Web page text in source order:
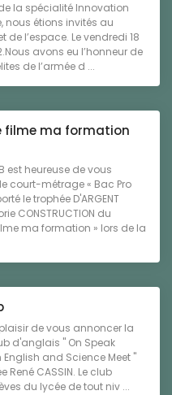
la spécialité Innovation
nous étions invités au
de l’espace. Le vendredi 18
avons eu l’honneur de
de l’armée d ...
filme ma formation
est heureuse de vous
court-métrage « Bac Pro
le trophée D'ARGENT
CONSTRUCTION du
ma formation » lors de la
de vous annoncer la
d'anglais " On Speak
English and Science Meet "
René CASSIN. Le club
du lycée de tout niv ...